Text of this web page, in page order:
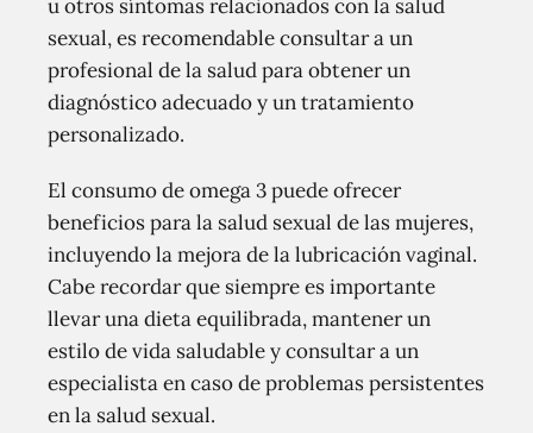
u otros síntomas relacionados con la salud
sexual, es recomendable consultar a un
profesional de la salud para obtener un
diagnóstico adecuado y un tratamiento
personalizado.
El consumo de omega 3 puede ofrecer
beneficios para la salud sexual de las mujeres,
incluyendo la mejora de la lubricación vaginal.
Cabe recordar que siempre es importante
llevar una dieta equilibrada, mantener un
estilo de vida saludable y consultar a un
especialista en caso de problemas persistentes
en la salud sexual.